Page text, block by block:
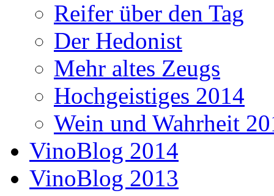
Reifer über den Tag
Der Hedonist
Mehr altes Zeugs
Hochgeistiges 2014
Wein und Wahrheit
VinoBlog 2014
VinoBlog 2013